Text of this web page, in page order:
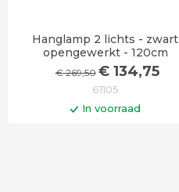
Hanglamp 2 lichts - zwart
opengewerkt - 120cm
€269,50 €134,75
61105
In voorraad